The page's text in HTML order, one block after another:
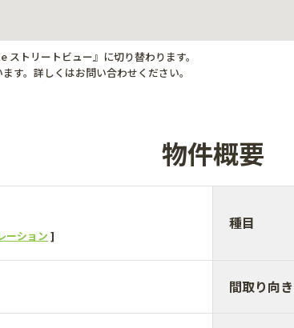
ストリートビュー』に切り替わります。
す。詳しくはお問い合わせください。
物件概要
ーション
種目
間取り向き